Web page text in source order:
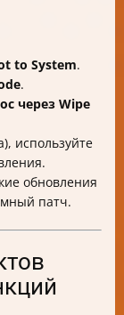
to System.
.
через Wipe
используйте
обновления
патч.